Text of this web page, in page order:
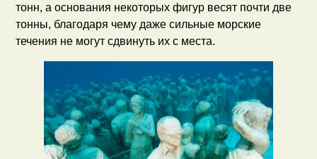
тонн, а основания некоторых фигур весят почти две
тонны, благодаря чему даже сильные морские
течения не могут сдвинуть их с места.